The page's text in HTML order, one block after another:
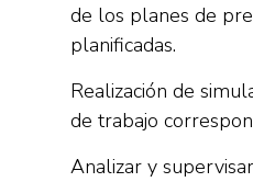
de los planes de
planificadas.
Realización de
de trabajo
Analizar y